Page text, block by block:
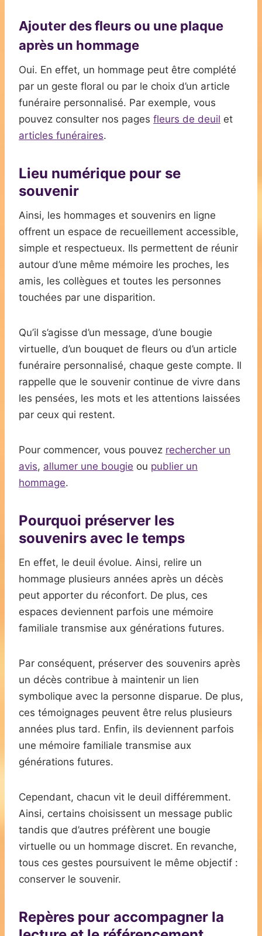
Ajouter des fleurs ou une plaque
après un hommage
Oui. En effet, un hommage peut être complété
par un geste floral ou par le choix d’un article
funéraire personnalisé. Par exemple, vous
pouvez consulter nos pages fleurs de deuil et
articles funéraires.
Lieu numérique pour se
souvenir
Ainsi, les hommages et souvenirs en ligne
offrent un espace de recueillement accessible,
simple et respectueux. Ils permettent de réunir
autour d’une même mémoire les proches, les
amis, les collègues et toutes les personnes
touchées par une disparition.
Qu’il s’agisse d’un message, d’une bougie
virtuelle, d’un bouquet de fleurs ou d’un article
funéraire personnalisé, chaque geste compte. Il
rappelle que le souvenir continue de vivre dans
les pensées, les mots et les attentions laissées
par ceux qui restent.
Pour commencer, vous pouvez rechercher un
avis, allumer une bougie ou publier un
hommage.
Pourquoi préserver les
souvenirs avec le temps
En effet, le deuil évolue. Ainsi, relire un
hommage plusieurs années après un décès
peut apporter du réconfort. De plus, ces
espaces deviennent parfois une mémoire
familiale transmise aux générations futures.
Par conséquent, préserver des souvenirs après
un décès contribue à maintenir un lien
symbolique avec la personne disparue. De plus,
ces témoignages peuvent être relus plusieurs
années plus tard. Enfin, ils deviennent parfois
une mémoire familiale transmise aux
générations futures.
Cependant, chacun vit le deuil différemment.
Ainsi, certains choisissent un message public
tandis que d’autres préfèrent une bougie
virtuelle ou un hommage discret. En revanche,
tous ces gestes poursuivent le même objectif :
conserver le souvenir.
Repères pour accompagner la